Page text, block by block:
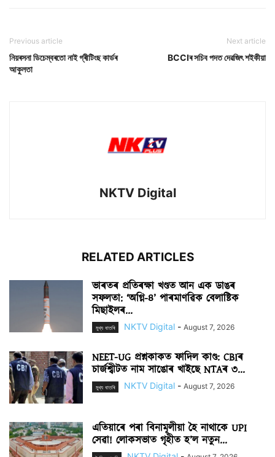
Previous article
নিয়ৰসনা ডিচেম্বৰতো নাই গ্ৰীটিংছ কাৰ্ডৰ
আকুলতা
Next article
BCCIৰ সচিব পদত দেৱজিৎ শইকীয়া
NKTV Digital
RELATED ARTICLES
ভাৰতৰ প্ৰতিৰক্ষা খণ্ডত আন এক ডাঙৰ
সফলতা: ‘অগ্নি-৪’ পাৰমাণৱিক বেলাষ্টিক
মিছাইলৰ...
মুখ্য বাতৰি NKTV Digital - August 7, 2026
NEET-UG প্ৰশ্নকাকত ফাদিল কাণ্ড: CBIৰ
চাৰ্জশ্বীটত নাম সাঙোৰ খাইছে NTAৰ ৩...
মুখ্য বাতৰি NKTV Digital - August 7, 2026
এতিয়াৰে পৰা বিনামূলীয়া হৈ নাথাকে UPI
সেৱা! লোকসভাত গৃহীত হ’ল নতুন...